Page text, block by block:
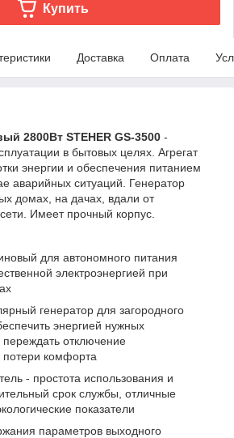
Купить
Доставка Оплата
2800Вт STEHER GS-3500 -
в бытовых целях. Агрегат
энергии и обеспечения питанием
аварийных ситуаций. Генератор
домах, на дачах, вдали от
Имеет прочный корпус.
для автономного питания
электроэнергией при
генератор для загородного
энергией нужных
отключение
потери комфорта
- простота использования и
срок службы, отличные
показатели
параметров выходного